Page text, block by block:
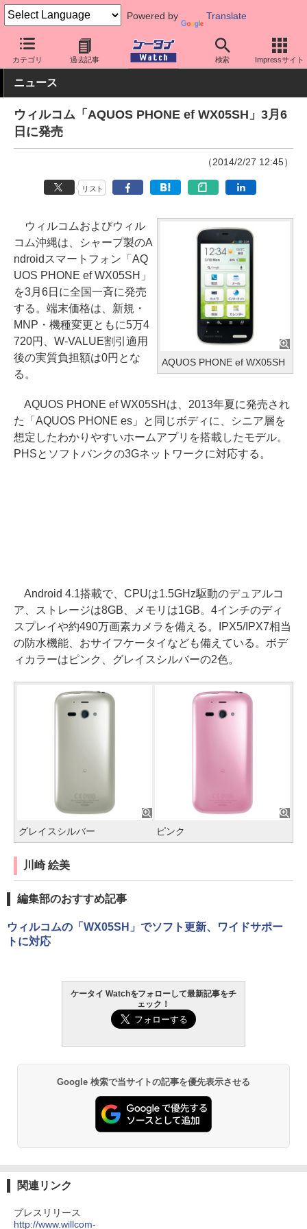
Powered by Translate
カテゴリ 過去記事 検索 Impressサイト
ケータイ Watch キャリア ワイモバイル スマホ・ケータイ
ニュース
ウィルコム「AQUOS PHONE ef WX05SH」3月6
日に発売
（2014/2/27 12:45）
リスト
AQUOS PHONE ef WX05SH
ウィルコムおよびウィル
コム沖縄は、シャープ製のA
ndroidスマートフォン「AQ
UOS PHONE ef WX05SH」
を3月6日に全国一斉に発売
する。端末価格は、新規・
MNP・機種変更ともに5万4
720円、W-VALUE割引適用
後の実質負担額は0円とな
る。
AQUOS PHONE ef WX05SHは、2013年夏に発売され
た「AQUOS PHONE es」と同じボディに、シニア層を
想定したわかりやすいホームアプリを搭載したモデル。
PHSとソフトバンクの3Gネットワークに対応する。
Android 4.1搭載で、CPUは1.5GHz駆動のデュアルコ
ア、ストレージは8GB、メモリは1GB。4インチのディ
スプレイや約490万画素カメラを備える。IPX5/IPX7相当
の防水機能、おサイフケータイなども備えている。ボデ
ィカラーはピンク、グレイスシルバーの2色。
グレイスシルバー ピンク
川崎 絵美
編集部のおすすめ記事
ウィルコムの「WX05SH」でソフト更新、ワイドサポー
トに対応
ケータイ Watchをフォローして最新記事をチ
ェック！
Google 検索で当サイトの記事を優先表示させる
関連リンク
プレスリリース
http://www.willcom-